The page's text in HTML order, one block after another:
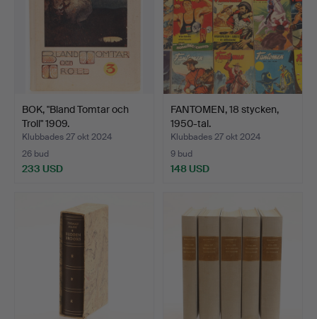
BOK, "Bland Tomtar och
Troll" 1909.
Klubbades 27 okt 2024
26 bud
233 USD
FANTOMEN, 18 stycken,
1950-tal.
Klubbades 27 okt 2024
9 bud
148 USD